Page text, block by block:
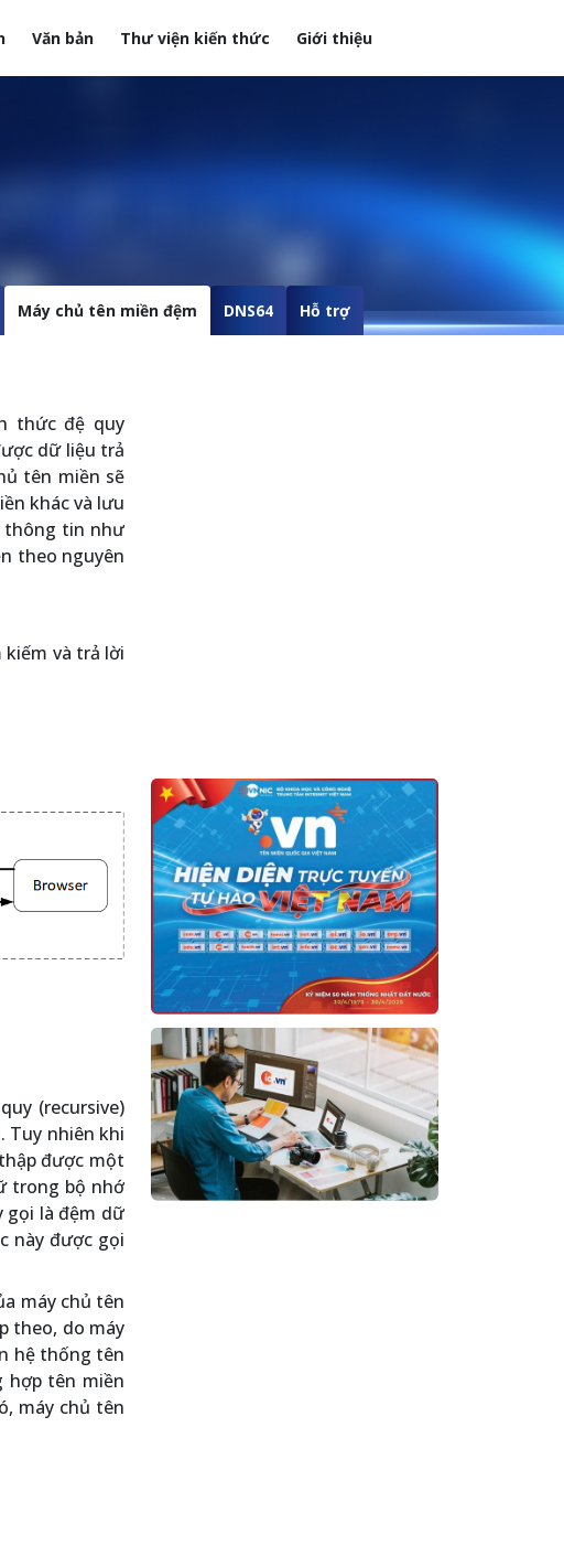
Văn bản Thư viện kiến thức Giới thiệu
Máy chủ tên miền đệm DNS64 Hỗ trợ
thức đệ quy
dữ liệu trả
tên miền sẽ
khác và lưu
thông tin như
theo nguyên
kiếm và trả lời
(recursive)
Tuy nhiên khi
được một
trong bộ nhớ
gọi là đệm dữ
này được gọi
máy chủ tên
theo, do máy
hệ thống tên
hợp tên miền
máy chủ tên